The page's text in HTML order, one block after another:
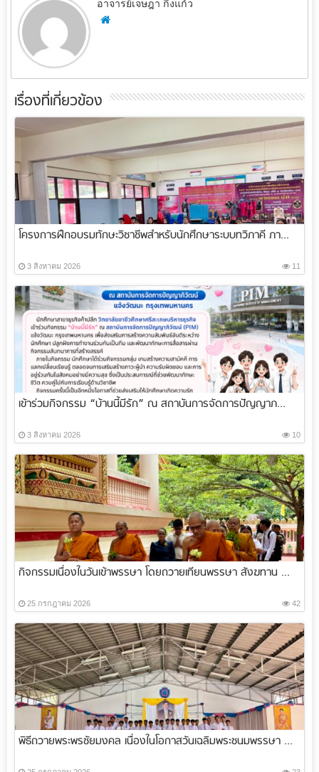
อาจารย์เจษฎา กิ่งแก้ว
เรื่องที่เกี่ยวข้อง
โครงการฝึกอบรมทักษะวิชาชีพสำหรับนักศึกษาระบบทวิภาคี ภา...
3 สิงหาคม 2026 11
เข้าร่วมกิจกรรม “บ้านนี้มีรัก” ณ สถาบันการจัดการปัญญาภ...
3 สิงหาคม 2026 10
กิจกรรมเนื่องในวันเข้าพรรษา โดยถวายเทียนพรรษา สังฆทาน ...
25 กรกฎาคม 2026 42
พิธีถวายพระพรชัยมงคล เนื่องในโอกาสวันเฉลิมพระชนมพรรษา ...